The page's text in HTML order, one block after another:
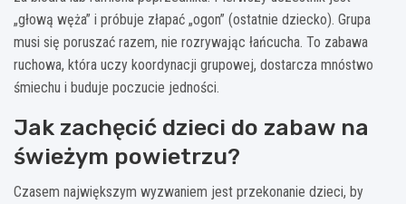
„głową węża” i próbuje złapać „ogon” (ostatnie dziecko). Grupa
musi się poruszać razem, nie rozrywając łańcucha. To zabawa
ruchowa, która uczy koordynacji grupowej, dostarcza mnóstwo
śmiechu i buduje poczucie jedności.
Jak zachęcić dzieci do zabaw na
świeżym powietrzu?
Czasem największym wyzwaniem jest przekonanie dzieci, by